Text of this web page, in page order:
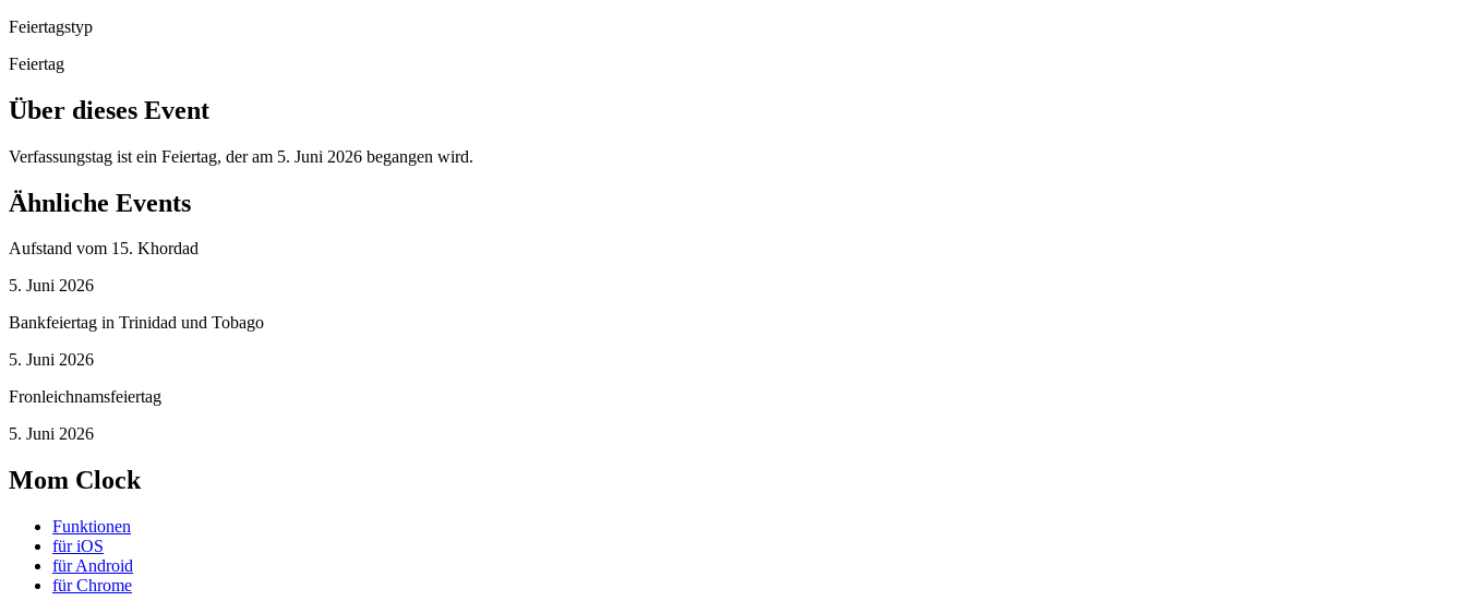
Feiertagstyp
Feiertag
Über dieses Event
Verfassungstag ist ein Feiertag, der am 5. Juni 2026 begangen wird.
Ähnliche Events
Aufstand vom 15. Khordad
5. Juni 2026
Bankfeiertag in Trinidad und Tobago
5. Juni 2026
Fronleichnamsfeiertag
5. Juni 2026
Mom Clock
Funktionen
für iOS
für Android
für Chrome